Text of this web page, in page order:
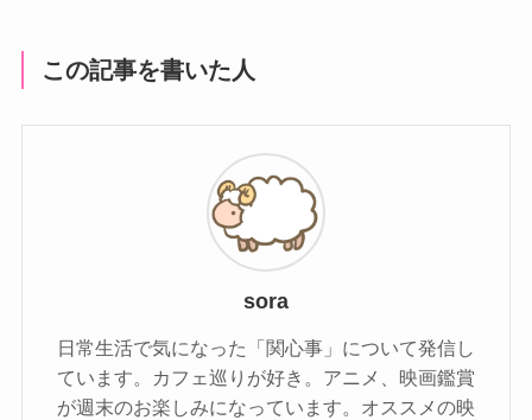
この記事を書いた人
sora
日常生活で気になった「関心事」について発信し
ています。カフェ巡りが好き。アニメ、映画鑑賞
が週末のお楽しみになっています。オススメの映